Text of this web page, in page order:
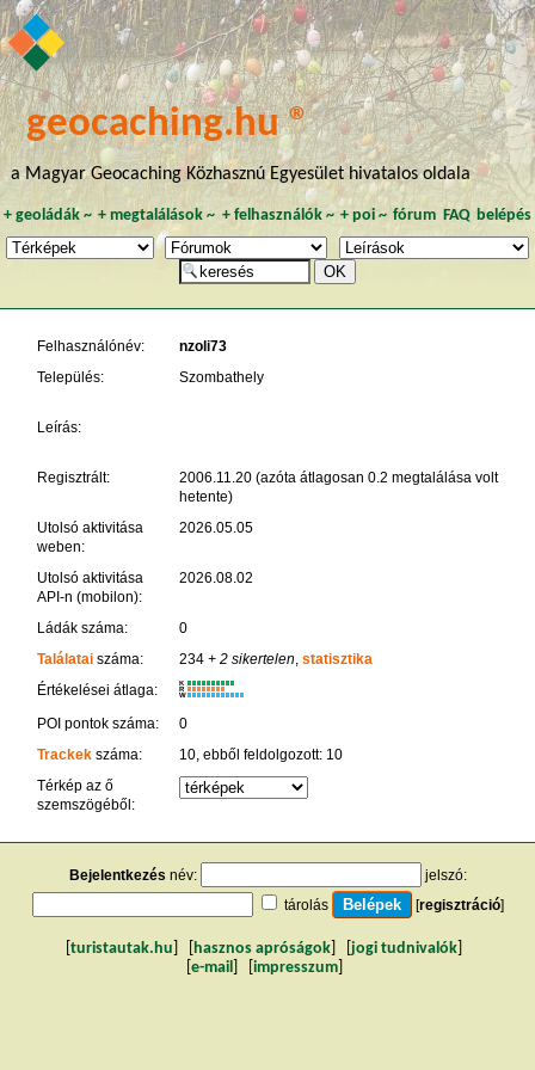
geocaching.hu ®
a Magyar Geocaching Közhasznú Egyesület hivatalos oldala
+ geoládák~ +megtalálások ~ + felhasználók~ + poi~ fórum FAQ belépés
Felhasználónév:
nzoli73
Település:
Szombathely
Leírás:
Regisztrált:
2006.11.20 (azóta átlagosan 0.2 megtalálása volt
hetente)
Utolsó aktivitása
weben:
2026.05.05
Utolsó aktivitása
API-n (mobilon):
2026.08.02
Ládák száma:
0
Találatai száma: 234+ 2 sikertelen statisztika
Értékelései átlaga:
K
R
W
POI pontok száma:
0
Trackek száma:
10, ebből feldolgozott: 10
Térkép az ő
szemszögéből:
Bejelentkezés név:
jelszó:
tárolás
[regisztráció]
turistautak.hu hasznos apróságok jogi tudnivalók
e-mail impresszum]